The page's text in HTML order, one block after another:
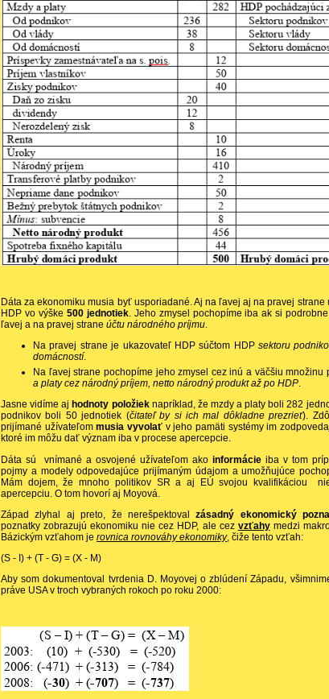
Dáta za ekonomiku musia byť usporiadané. Aj na ľavej aj na pravej strane
HDP vo výške 500 jednotiek. Jeho zmysel pochopíme iba ak si
ľavej a na pravej strane účtu národného príjmu.
Na pravej strane je ukazovateľ HDP súčtom HDPsektoru
domácností.
Na ľavej strane pochopíme jeho zmysel cez inú a väčšiu
a platy cez národný príjem, netto národný produkt až po HDP.
Jasne vidíme aj hodnoty položieknapríklad, že mzdy a platy boli 282
podnikov boli 50 jednotiek (čitateľ by si ich mal dôkladne prezrieť).
prijímané užívateľommusia vyvolať v jeho pamäti systémy im
ktoré im môžu dať význam iba v procese apercepcie.
Dáta sú vnímané a osvojené užívateľom ako informácie iba v tom
pojmy a modely odpovedajúce prijímaným údajom a umožňujúce
Mám dojem, že mnoho politikov SR a aj EÚ svojou kvalifikáciou
apercepciu. O tom hovorí aj Moyová.
Západ zlyhal aj preto, že nerešpektovalzásadný ekonomický
poznatky zobrazujú ekonomiku nie cez HDP, ale cez vzťahymedzi
Bázickým vzťahom je rovnica rovnováhy ekonomiky, čiže tento vzťah:
(S - I) + (T - G) = (X - M)
Aby som dokumentoval tvrdenia D. Moyovej o zblúdení Západu,
práve USA v troch vybraných rokoch po roku 2000: